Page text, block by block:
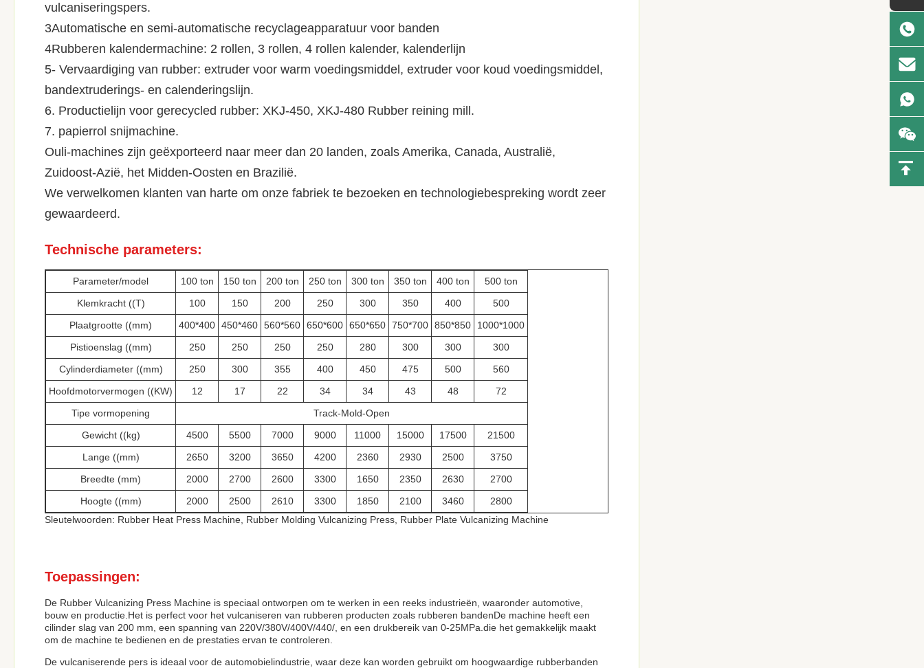
vulcaniseringspers.
3Automatische en semi-automatische recyclageapparatuur voor banden
4Rubberen kalendermachine: 2 rollen, 3 rollen, 4 rollen kalender, kalenderlijn
5- Vervaardiging van rubber: extruder voor warm voedingsmiddel, extruder voor koud voedingsmiddel,
bandextruderings- en calenderingslijn.
6. Productielijn voor gerecycled rubber: XKJ-450, XKJ-480 Rubber reining mill.
7. papierrol snijmachine.
Ouli-machines zijn geëxporteerd naar meer dan 20 landen, zoals Amerika, Canada, Australië,
Zuidoost-Azië, het Midden-Oosten en Brazilië.
We verwelkomen klanten van harte om onze fabriek te bezoeken en technologiebespreking wordt zeer
gewaardeerd.
Technische parameters:
Parameter/model 100 ton 150 ton 200 ton 250 ton 300 ton 350 ton 400 ton
500 ton
Klemkracht ((T)
100 150 200 250 300 350 400
500
Plaatgrootte ((mm)
400*400 450*460 560*560 650*600 650*650 750*700 850*850
1000*1000
Pistioenslag ((mm)
250 250 250 250 280 300 300
300
Cylinderdiameter ((mm)
250 300 355 400 450 475 500
560
Hoofdmotorvermogen ((KW)
12 17 22 34 34 43 48
72
Tipe vormopening
Track-Mold-Open
Gewicht ((kg)
4500 5500 7000 9000 11000 15000 17500
21500
Lange ((mm)
2650 3200 3650 4200 2360 2930 2500
3750
Breedte (mm)
2000 2700 2600 3300 1650 2350 2630
2700
Hoogte ((mm)
2000 2500 2610 3300 1850 2100 3460
2800
Sleutelwoorden: Rubber Heat Press Machine, Rubber Molding Vulcanizing Press, Rubber Plate Vulcanizing Machine
Toepassingen:
De Rubber Vulcanizing Press Machine is speciaal ontworpen om te werken in een reeks industrieën, waaronder automotive,
bouw en productie.Het is perfect voor het vulcaniseren van rubberen producten zoals rubberen bandenDe machine heeft een
cilinder slag van 200 mm, een spanning van 220V/380V/400V/440/, en een drukbereik van 0-25MPa.die het gemakkelijk maakt
om de machine te bedienen en de prestaties ervan te controleren.
De vulcaniserende pers is ideaal voor de automobielindustrie, waar deze kan worden gebruikt om hoogwaardige rubberbanden